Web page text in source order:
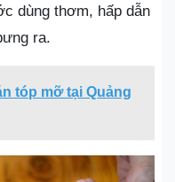
dùng thơm, hấp dẫn
ra.
tóp mỡ tại Quảng